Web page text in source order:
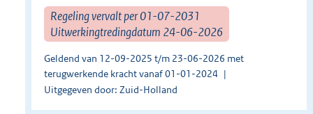
Regeling vervalt per 01-07-2031
Uitwerkingtredingdatum 24-06-2026
Geldend van 12-09-2025 t/m 23-06-2026 met
terugwerkende kracht vanaf 01-01-2024
Uitgegeven door: Zuid-Holland